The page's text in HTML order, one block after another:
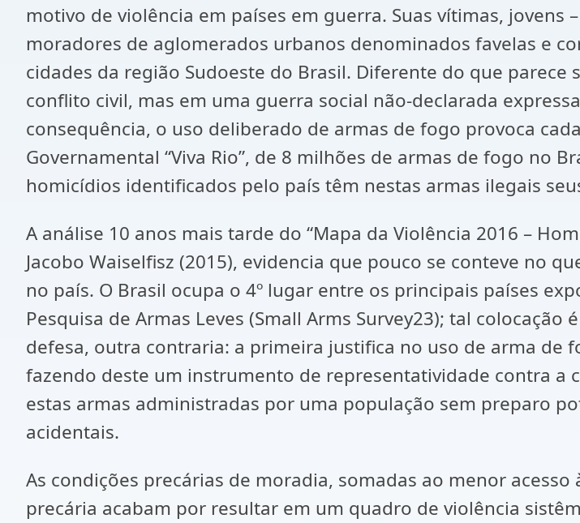
motivo de violência em países em guerra. Suas vítimas, jovens
moradores de aglomerados urbanos denominados favelas e
cidades da região Sudoeste do Brasil. Diferente do que
conflito civil, mas em uma guerra social não-declarada
consequência, o uso deliberado de armas de fogo provoca
Governamental “Viva Rio”, de 8 milhões de armas de fogo no
homicídios identificados pelo país têm nestas armas ilegais
A análise 10 anos mais tarde do “Mapa da Violência 2016 –
Jacobo Waiselfisz (2015), evidencia que pouco se conteve no
no país. O Brasil ocupa o 4º lugar entre os principais países
Pesquisa de Armas Leves (Small Arms Survey23); tal
defesa, outra contraria: a primeira justifica no uso de arma de
fazendo deste um instrumento de representatividade contra a
estas armas administradas por uma população sem preparo
acidentais.
As condições precárias de moradia, somadas ao menor
precária acabam por resultar em um quadro de violência